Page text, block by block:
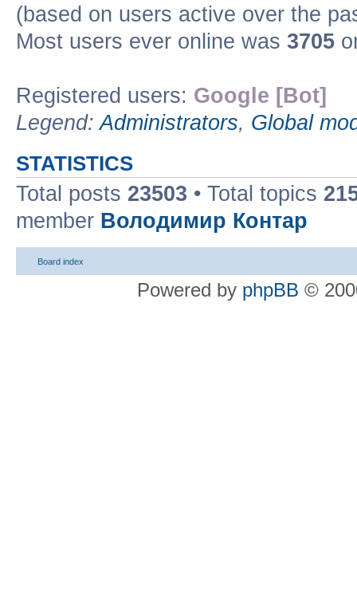
(based on users active over the
Most users ever online was 3705
Registered users: Google [Bot]
Legend:Administrators, Global
STATISTICS
Total posts 23503 • Total topics
member Володимир Контар
Board index
Powered by phpBB ©